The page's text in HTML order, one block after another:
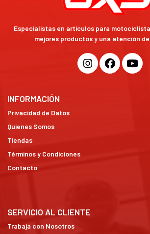
Especialistas en artículos para
mejores productos y una atención
INFORMACIÓN
Privacidad de Datos
Quienes Somos
Tiendas
Términos y Condiciones
Contacto
SERVICIO AL CLIENTE
Trabaja con Nosotros